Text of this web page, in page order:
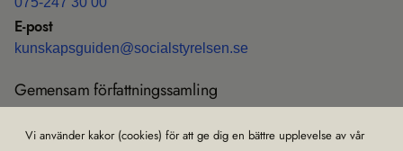
Vi använder kakor (cookies) för att ge dig en bättre upplevelse av vår
E-post
kun­skaps­gui­den@soci­al­sty­rel­sen.se
Gemen­sam för­fatt­nings­sam­ling
Före­skrif­ter och all­männa råd (HSLF-FS)